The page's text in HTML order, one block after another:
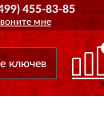
ДОСТАВИМ
455-83-85
мне